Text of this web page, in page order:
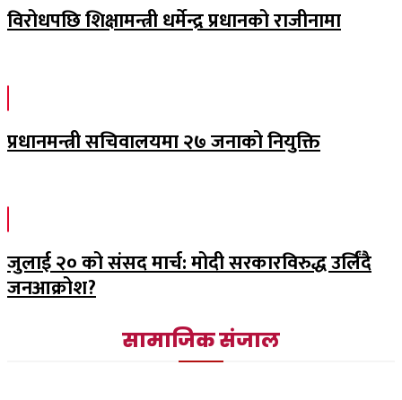
विरोधपछि शिक्षामन्त्री धर्मेन्द्र प्रधानको राजीनामा
प्रधानमन्त्री सचिवालयमा २७ जनाको नियुक्ति
जुलाई २० को संसद मार्च: मोदी सरकारविरुद्ध उर्लिंदै
जनआक्रोश?
सामाजिक संजाल